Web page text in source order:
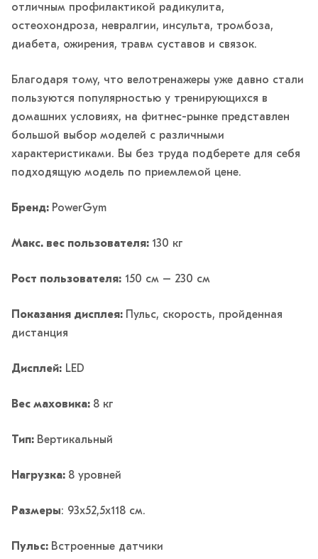
отличным профилактикой радикулита,
остеохондроза, невралгии, инсульта, тромбоза,
диабета, ожирения, травм суставов и связок.
Благодаря тому, что велотренажеры уже давно стали
пользуются популярностью у тренирующихся в
домашних условиях, на фитнес-рынке представлен
большой выбор моделей с различными
характеристиками. Вы без труда подберете для себя
подходящую модель по приемлемой цене.
Бренд: PowerGym
Макс. вес пользователя: 130 кг
Рост пользователя: 150 см – 230 см
Показания дисплея: Пульс, скорость, пройденная
дистанция
Дисплей: LED
Вес маховика: 8 кг
Тип: Вертикальный
Нагрузка: 8 уровней
Размеры: 93х52,5х118 см.
Пульс: Встроенные датчики